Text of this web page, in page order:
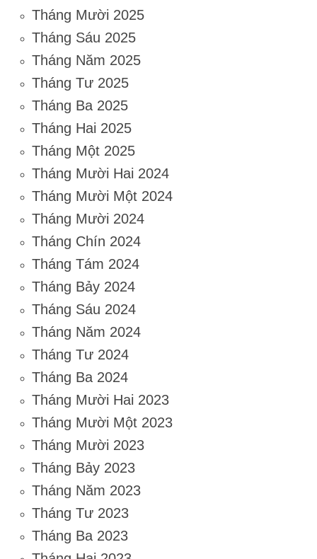
Tháng Mười 2025
Tháng Sáu 2025
Tháng Năm 2025
Tháng Tư 2025
Tháng Ba 2025
Tháng Hai 2025
Tháng Một 2025
Tháng Mười Hai 2024
Tháng Mười Một 2024
Tháng Mười 2024
Tháng Chín 2024
Tháng Tám 2024
Tháng Bảy 2024
Tháng Sáu 2024
Tháng Năm 2024
Tháng Tư 2024
Tháng Ba 2024
Tháng Mười Hai 2023
Tháng Mười Một 2023
Tháng Mười 2023
Tháng Bảy 2023
Tháng Năm 2023
Tháng Tư 2023
Tháng Ba 2023